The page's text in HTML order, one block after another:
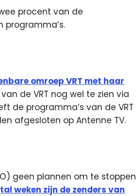
procent van de
programma’s.
omroep VRT met haar
de VRT nog wel te zien via
de programma’s van de VRT
afgesloten op Antenne TV.
geen plannen om te stoppen
weken zijn de zenders van